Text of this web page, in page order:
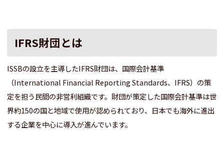
IFRS財団とは
ISSBの設立を主導したIFRS財団は、国際会計基準
（International Financial Reporting Standards、IFRS）の策
定を担う民間の非営利組織です。財団が策定した国際会計基準は世
界約150の国と地域で使用が認められており、日本でも海外に進出
する企業を中心に導入が進んでいます。